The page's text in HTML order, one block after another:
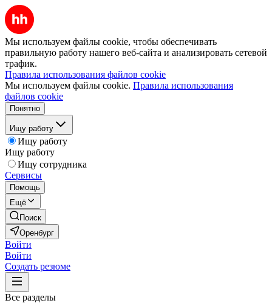
Мы используем файлы cookie, чтобы обеспечивать
правильную работу нашего веб-сайта и анализировать сетевой
трафик.
Правила использования файлов cookie
Мы используем файлы cookie. Правила использования
файлов cookie
Понятно
Ищу работу
Ищу работу
Ищу работу
Ищу сотрудника
Сервисы
Помощь
Ещё
Поиск
Оренбург
Войти
Войти
Создать резюме
Все разделы